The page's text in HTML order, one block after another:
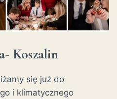
Koszalin
się już do
i klimatycznego